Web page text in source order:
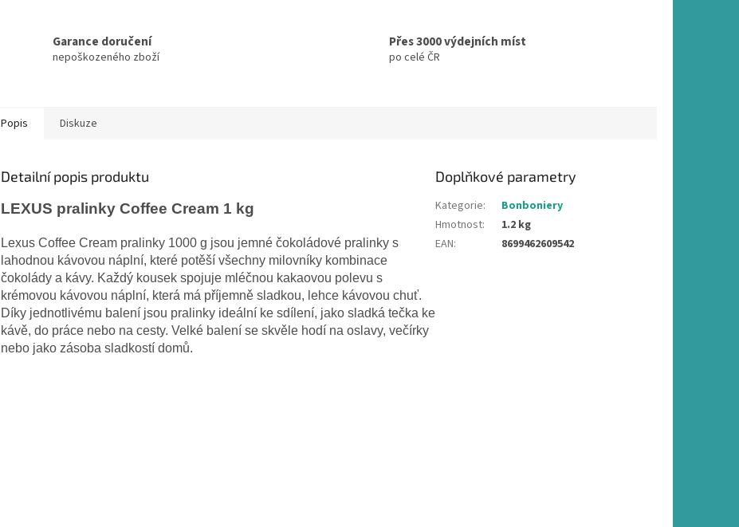
Garance doručení
nepoškozeného zboží
Přes 3000 výdejních míst
po celé ČR
Popis Diskuze
Detailní popis produktu
LEXUS pralinky Coffee Cream 1 kg
Lexus Coffee Cream pralinky 1000 g jsou jemné čokoládové pralinky s
lahodnou kávovou náplní, které potěší všechny milovníky kombinace
čokolády a kávy. Každý kousek spojuje mléčnou kakaovou polevu s
krémovou kávovou náplní, která má příjemně sladkou, lehce kávovou chuť.
Díky jednotlivému balení jsou pralinky ideální ke sdílení, jako sladká tečka ke
kávě, do práce nebo na cesty. Velké balení se skvěle hodí na oslavy, večírky
nebo jako zásoba sladkostí domů.
Doplňkové parametry
Kategorie:
Bonboniery
Hmotnost:
1.2 kg
EAN: 8699462609542